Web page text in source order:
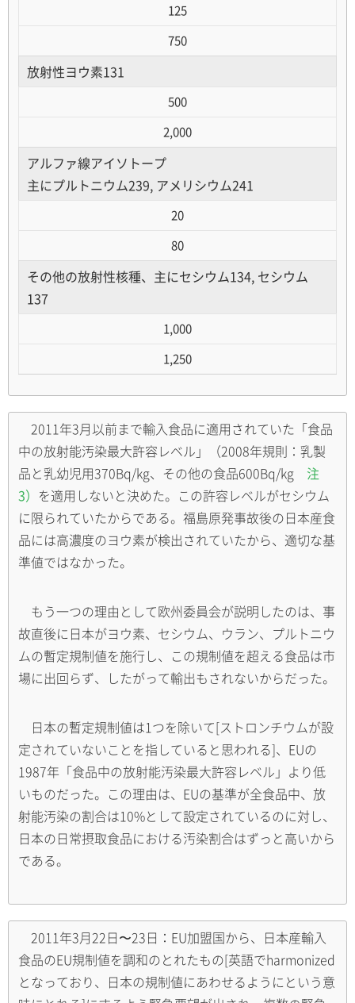
125
750
放射性ヨウ素131
500
2,000
アルファ線アイソトープ
主にプルトニウム239, アメリシウム241
20
80
その他の放射性核種、主にセシウム134, セシウム
137
1,000
1,250
2011年3月以前まで輸入食品に適用されていた「食品
中の放射能汚染最大許容レベル」（2008年規則：乳製
品と乳幼児用370Bq/kg、その他の食品600Bq/kg 注
3） を適用しないと決めた。この許容レベルがセシウム
に限られていたからである。福島原発事故後の日本産食
品には高濃度のヨウ素が検出されていたから、適切な基
準値ではなかった。
もう一つの理由として欧州委員会が説明したのは、事
故直後に日本がヨウ素、セシウム、ウラン、プルトニウ
ムの暫定規制値を施行し、この規制値を超える食品は市
場に出回らず、したがって輸出もされないからだった。
日本の暫定規制値は1つを除いて[ストロンチウムが設
定されていないことを指していると思われる]、EUの
1987年「食品中の放射能汚染最大許容レベル」より低
いものだった。この理由は、EUの基準が全食品中、放
射能汚染の割合は10%として設定されているのに対し、
日本の日常摂取食品における汚染割合はずっと高いから
である。
2011年3月22日〜23日：EU加盟国から、日本産輸入
食品のEU規制値を調和のとれたもの[英語でharmonized
となっており、日本の規制値にあわせるようにという意